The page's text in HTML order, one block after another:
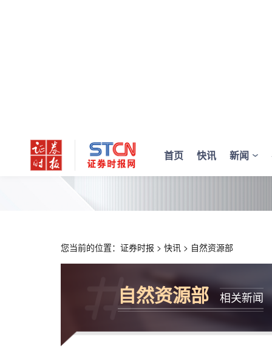
首页 快讯 新闻
您当前的位置： 证券时报 > 快讯 > 自然资源部
自然资源部 相关新闻